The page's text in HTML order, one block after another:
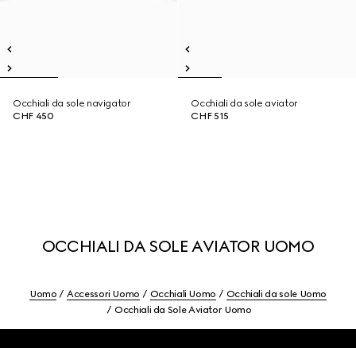
Occhiali da sole navigator
CHF 450
Occhiali da sole aviator
CHF 515
OCCHIALI DA SOLE AVIATOR UOMO
Uomo Accessori Uomo Occhiali Uomo
Occhiali da sole Uomo
Occhiali da Sole Aviator Uomo